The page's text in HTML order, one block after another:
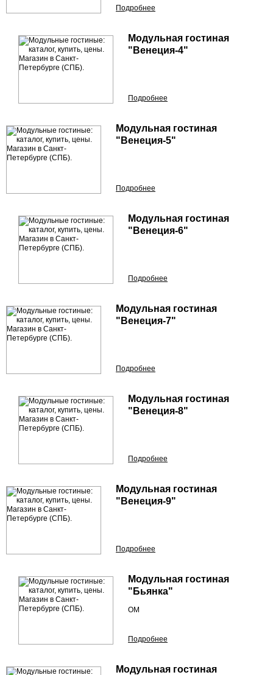
Подробнее
Модульная гостиная
"Венеция-4"
Подробнее
Модульная гостиная
"Венеция-5"
Подробнее
Модульная гостиная
"Венеция-6"
Подробнее
Модульная гостиная
"Венеция-7"
Подробнее
Модульная гостиная
"Венеция-8"
Подробнее
Модульная гостиная
"Венеция-9"
Подробнее
Модульная гостиная
"Бьянка"
ОМ
Подробнее
Модульная гостиная